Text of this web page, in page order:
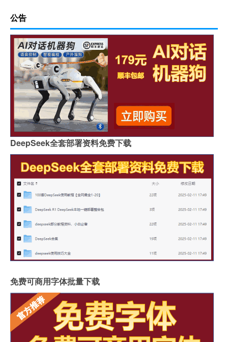
公告
DeepSeek全套部署资料免费下载
免费可商用字体批量下载